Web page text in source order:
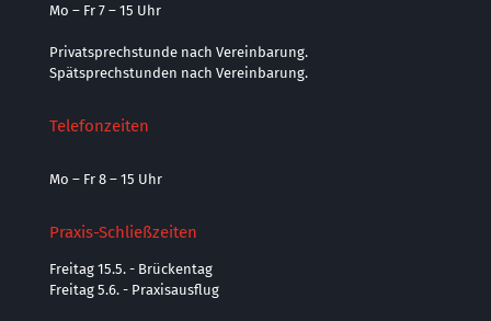
Mo – Fr 7 – 15 Uhr
Privatsprechstunde nach Vereinbarung.
Spätsprechstunden nach Vereinbarung.
Telefonzeiten
Mo – Fr 8 – 15 Uhr
Praxis-Schließzeiten
Freitag 15.5. - Brückentag
Freitag 5.6. - Praxisausflug